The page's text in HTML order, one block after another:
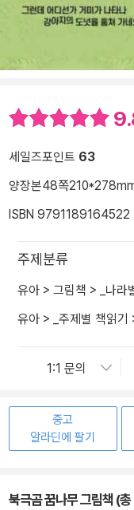
세일즈포인트 63
양장본48쪽
ISBN 9791189164522
주제분류
유아 > 그림책 > _나
유아 > _주제별 책읽기
중고
알라딘에 팔기
북극곰 꿈나무 그림책 (